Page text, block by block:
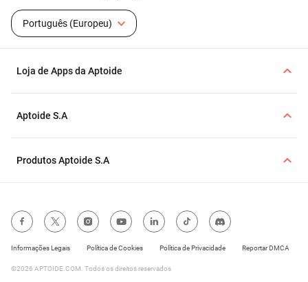
Português (Europeu)
Loja de Apps da Aptoide
Aptoide S.A
Produtos Aptoide S.A
Informações Legais Política de Cookies Política de Privacidade Reportar DMCA
©2026 APTOIDE.COM. Todos os direitos reservados